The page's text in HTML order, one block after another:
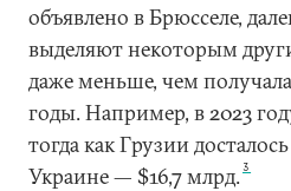
объявлено в Брюсселе,
выделяют некоторым
даже меньше, чем
годы. Например, в 2023
тогда как Грузии
Украине — $16,7 млрд.3